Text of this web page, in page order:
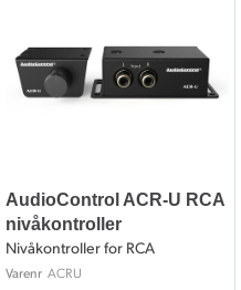
AudioControl ACR-U RCA
nivåkontroller
Nivåkontroller for RCA
Varenr ACRU